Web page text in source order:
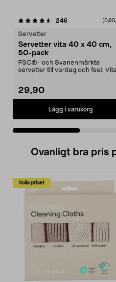
246recensioner
Servetter
Servetter vita 40 x 40 cm,
50-pack
FSC®- och Svanenmärkta
servetter till vardag och fest. Vita
29,90
Lägg i varukorg
4.5 av 5 stjärnor
Ovanligt bra pris
Kolla priset